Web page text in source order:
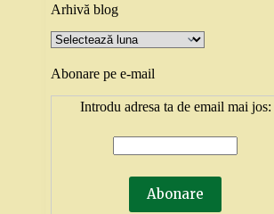
Arhivă blog
Arhivă
blog
Abonare pe e-mail
Introdu adresa ta de email mai jos: